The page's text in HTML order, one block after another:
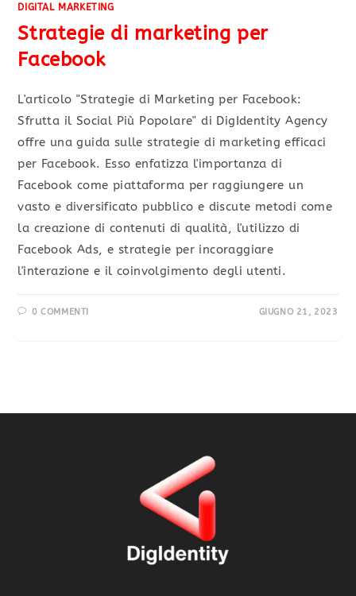
DIGITAL MARKETING
Strategie di marketing per
Facebook
L'articolo "Strategie di Marketing per Facebook:
Sfrutta il Social Più Popolare" di DigIdentity Agency
offre una guida sulle strategie di marketing efficaci
per Facebook. Esso enfatizza l'importanza di
Facebook come piattaforma per raggiungere un
vasto e diversificato pubblico e discute metodi come
la creazione di contenuti di qualità, l'utilizzo di
Facebook Ads, e strategie per incoraggiare
l'interazione e il coinvolgimento degli utenti.
0 COMMENTI GIUGNO 21, 2023